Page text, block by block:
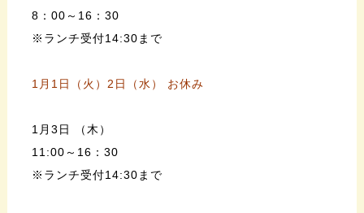
8：00～16：30
※ランチ受付14:30まで
1月1日（火）2日（水） お休み
1月3日 （木）
11:00～16：30
※ランチ受付14:30まで